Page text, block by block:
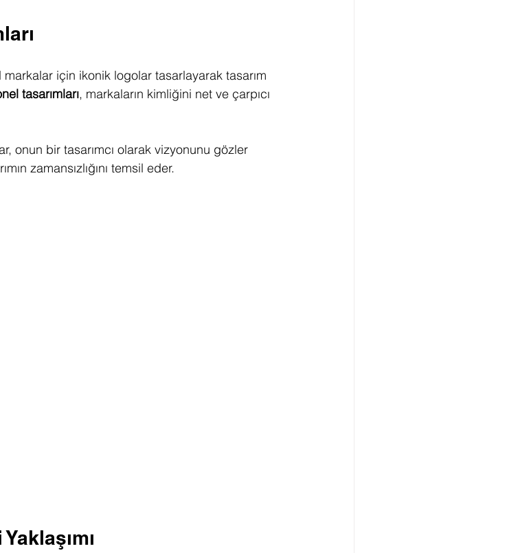
için ikonik logolar tasarlayarak tasarım
tasarımları, markaların kimliğini net ve çarpıcı
onun bir tasarımcı olarak vizyonunu gözler
zamansızlığını temsil eder.